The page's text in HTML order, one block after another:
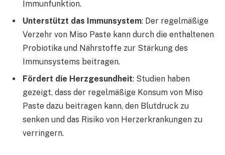
Immunfunktion.
Unterstützt das Immunsystem: Der regelmäßige
Verzehr von Miso Paste kann durch die enthaltenen
Probiotika und Nährstoffe zur Stärkung des
Immunsystems beitragen.
Fördert die Herzgesundheit: Studien haben
gezeigt, dass der regelmäßige Konsum von Miso
Paste dazu beitragen kann, den Blutdruck zu
senken und das Risiko von Herzerkrankungen zu
verringern.